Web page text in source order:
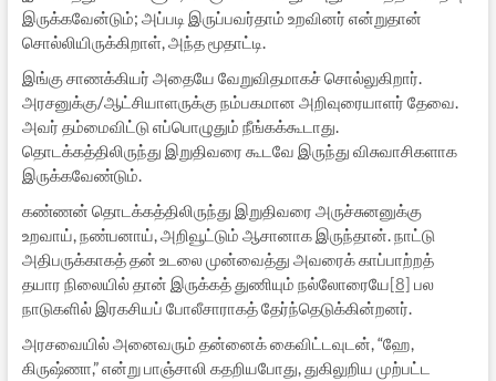
இருக்கவேன்டும்; அப்படி இருப்பவர்தாம் உறவினர் என்றுதான்
சொல்லியிருக்கிறாள், அந்த மூதாட்டி.
இங்கு சாணக்கியர் அதையே வேறுவிதமாகச் சொல்லுகிறார்.
அரசனுக்கு/ஆட்சியாளருக்கு நம்பகமான அறிவுரையாளர் தேவை.
அவர் தம்மைவிட்டு எப்பொழுதும் நீங்கக்கூடாது.
தொடக்கத்திலிருந்து இறுதிவரை கூடவே இருந்து விசுவாசிகளாக
இருக்கவேண்டும்.
கண்ணன் தொடக்கத்திலிருந்து இறுதிவரை அருச்சுனனுக்கு
உறவாய், நண்பனாய், அறிவூட்டும் ஆசானாக இருந்தான். நாட்டு
அதிபருக்காகத் தன் உடலை முன்வைத்து அவரைக் காப்பாற்றத்
தயார நிலையில் தான் இருக்கத் துணியும் நல்லோரையே[8] பல
நாடுகளில் இரகசியப் போலீசாராகத் தேர்ந்தெடுக்கின்றனர்.
அரசவையில் அனைவரும் தன்னைக் கைவிட்டவுடன், “ஹே,
கிருஷ்ணா,” என்று பாஞ்சாலி கதறியபோது, துகிலுறிய முற்பட்ட